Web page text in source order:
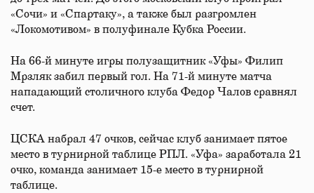
«Сочи» и «Спартаку», а также был разгромлен
«Локомотивом» в полуфинале Кубка России.
На 66-й минуте игры полузащитник «Уфы» Филип
Мрзляк забил первый гол. На 71-й минуте матча
нападающий столичного клуба Федор Чалов сравнял
счет.
ЦСКА набрал 47 очков, сейчас клуб занимает пятое
место в турнирной таблице РПЛ. «Уфа» заработала 21
очко, команда занимает 15-е место в турнирной
таблице.